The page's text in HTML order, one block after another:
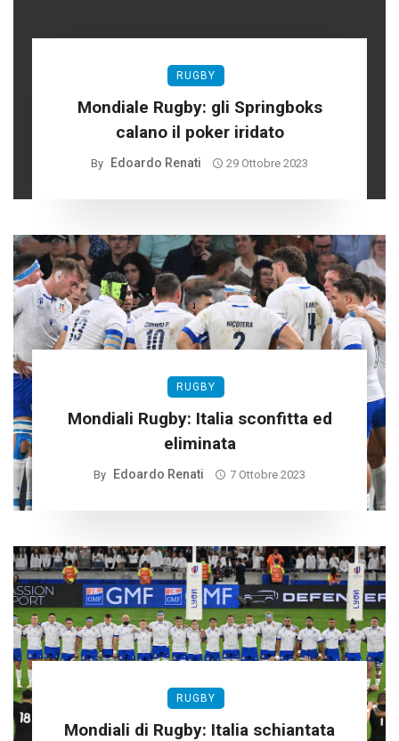
RUGBY
Mondiale Rugby: gli Springboks
calano il poker iridato
By Edoardo Renati 29 Ottobre 2023
RUGBY
Mondiali Rugby: Italia sconfitta ed
eliminata
By Edoardo Renati 7 Ottobre 2023
RUGBY
Mondiali di Rugby: Italia schiantata